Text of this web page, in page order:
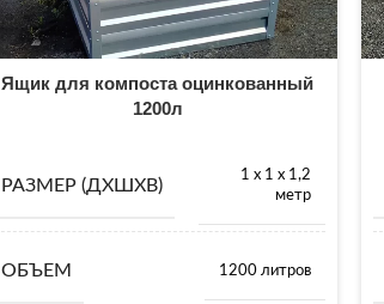
Ящик для компоста оцинкованный
1200л
РАЗМЕР (ДХШХВ)
1 х 1 х 1,2
метр
ОБЪЕМ 1200 литров